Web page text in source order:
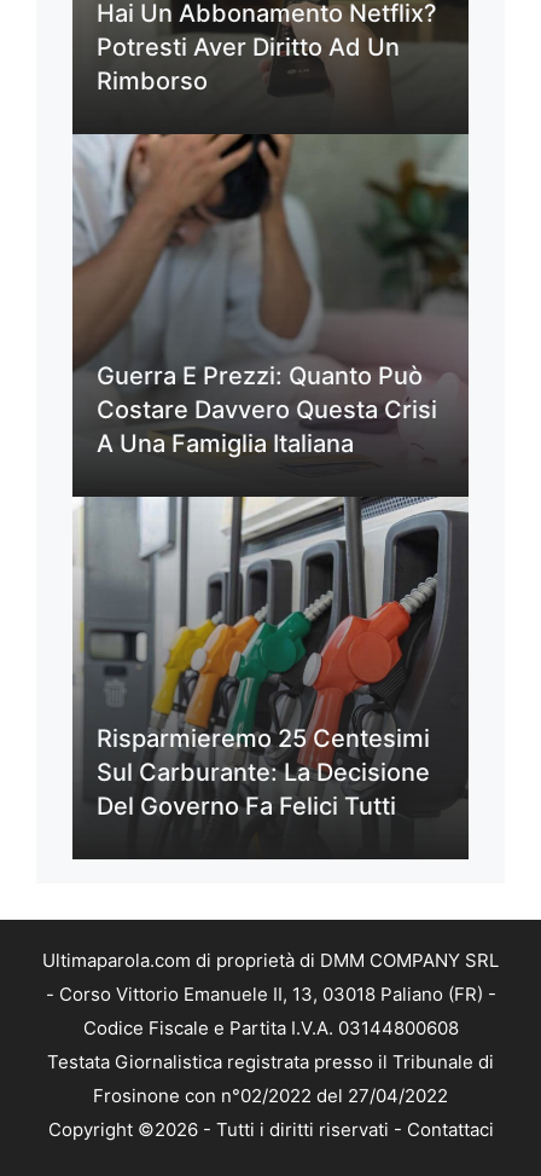
Hai Un Abbonamento Netflix?
Potresti Aver Diritto Ad Un
Rimborso
Guerra E Prezzi: Quanto Può
Costare Davvero Questa Crisi
A Una Famiglia Italiana
Risparmieremo 25 Centesimi
Sul Carburante: La Decisione
Del Governo Fa Felici Tutti
Ultimaparola.com di proprietà di DMM COMPANY SRL
- Corso Vittorio Emanuele II, 13, 03018 Paliano (FR) -
Codice Fiscale e Partita I.V.A. 03144800608
Testata Giornalistica registrata presso il Tribunale di
Frosinone con n°02/2022 del 27/04/2022
Copyright ©2026 - Tutti i diritti riservati - Contattaci